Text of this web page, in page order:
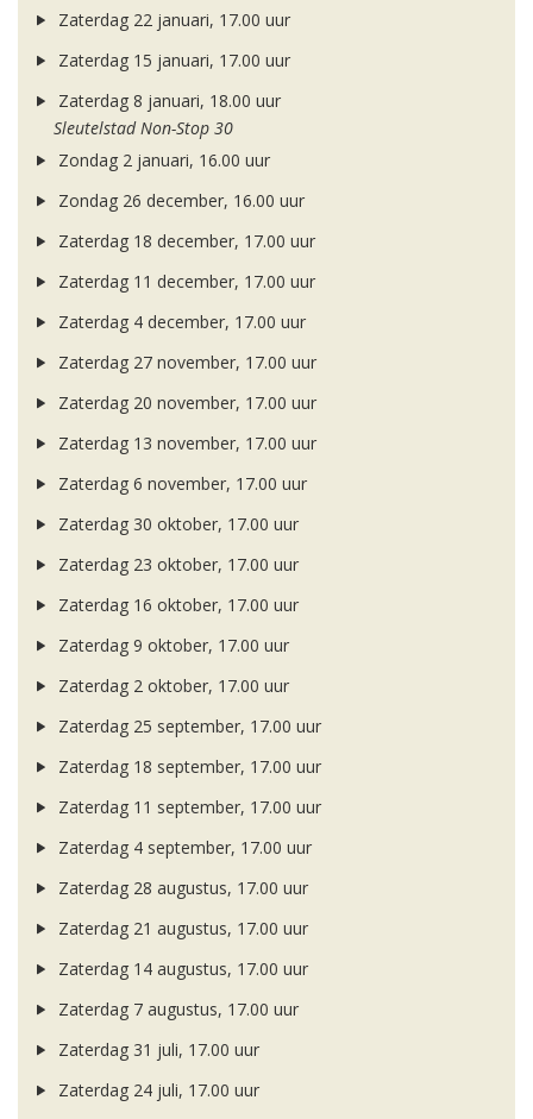
Zaterdag 22 januari, 17.00 uur
Zaterdag 15 januari, 17.00 uur
Zaterdag 8 januari, 18.00 uur
Sleutelstad Non-Stop 30
Zondag 2 januari, 16.00 uur
Zondag 26 december, 16.00 uur
Zaterdag 18 december, 17.00 uur
Zaterdag 11 december, 17.00 uur
Zaterdag 4 december, 17.00 uur
Zaterdag 27 november, 17.00 uur
Zaterdag 20 november, 17.00 uur
Zaterdag 13 november, 17.00 uur
Zaterdag 6 november, 17.00 uur
Zaterdag 30 oktober, 17.00 uur
Zaterdag 23 oktober, 17.00 uur
Zaterdag 16 oktober, 17.00 uur
Zaterdag 9 oktober, 17.00 uur
Zaterdag 2 oktober, 17.00 uur
Zaterdag 25 september, 17.00 uur
Zaterdag 18 september, 17.00 uur
Zaterdag 11 september, 17.00 uur
Zaterdag 4 september, 17.00 uur
Zaterdag 28 augustus, 17.00 uur
Zaterdag 21 augustus, 17.00 uur
Zaterdag 14 augustus, 17.00 uur
Zaterdag 7 augustus, 17.00 uur
Zaterdag 31 juli, 17.00 uur
Zaterdag 24 juli, 17.00 uur